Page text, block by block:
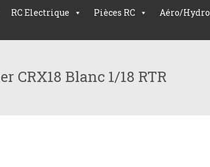
RC Electrique Pièces RC Aéro/Hydro
CRX18 Blanc 1/18 RTR